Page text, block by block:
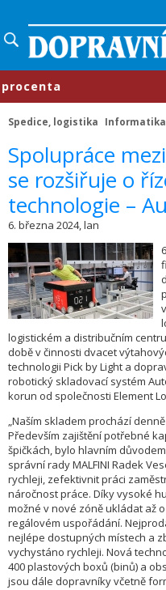
Spedice, logistika Informatika
​Spolupráce
se rozšiřuje o
technologie –
6. března 2024, lan
logistickém a distribučním
době v činnosti dvacet
technologii Pick by Light a
robotický skladovací systém
korun od společnosti Element
„Naším skladem prochází
Především zajištění potřebné
špičkách, bylo hlavním
správní rady MALFINI Radek
rychleji, zefektivnit práci
náročnost práce. Díky vysoké
možné v nové zóně ukládat až
regálovém uspořádání.
nejlépe dostupných místech a
vychystáno rychleji. Nová
400 plastových boxů (binů) a
jsou dále dopravníky včetně